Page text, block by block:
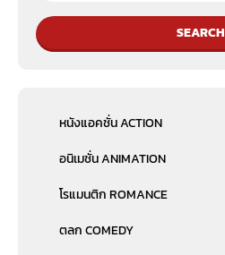
SEARCH
หนังแอคชั่น ACTION
อนิเมชั่น ANIMATION
โรแมนติก ROMANCE
ตลก COMEDY